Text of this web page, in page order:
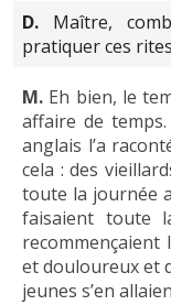
D. Maître,
pratiquer ces
M. Eh bien, le
affaire de
anglais l’a
cela : des
toute la journée
faisaient toute
recommençaient
et douloureux et
jeunes s’en